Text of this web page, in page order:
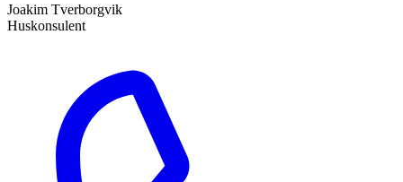
Joakim Tverborgvik
Huskonsulent